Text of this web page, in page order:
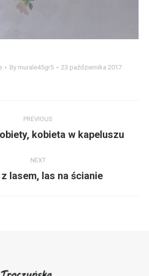
By murale45gr5 23 października 2017
PREVIOUS
Previous
kobieta w kapeluszu
NEXT
Next
lasem, las na ścianie